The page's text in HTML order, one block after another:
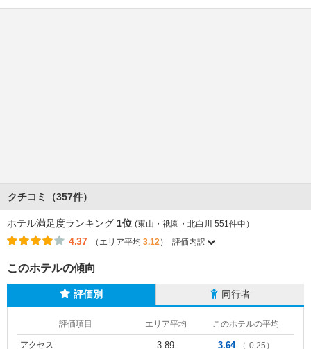
クチコミ（357件）
ホテル満足度ランキング 1位 (東山・祇園・北白川 551件中）
4.37 （エリア平均 3.12） 評価内訳
このホテルの傾向
評価別 同行者
評価項目 エリア平均 このホテルの平均
アクセス 3.89 3.64 （-0.25）